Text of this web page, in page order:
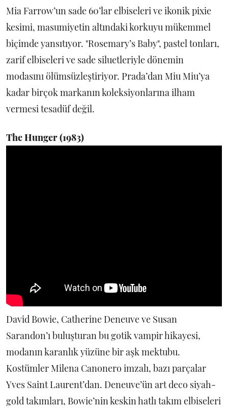
Mia Farrow’un sade 60’lar elbiseleri ve ikonik pixie
kesimi, masumiyetin altındaki korkuyu mükemmel
biçimde yansıtıyor. "Rosemary’s Baby", pastel tonları,
zarif elbiseleri ve sade siluetleriyle dönemin
modasını ölümsüzleştiriyor. Prada’dan Miu Miu’ya
kadar birçok markanın koleksiyonlarına ilham
vermesi tesadüf değil.
The Hunger (1983)
David Bowie, Catherine Deneuve ve Susan
Sarandon’ı buluşturan bu gotik vampir hikayesi,
modanın karanlık yüzüne bir aşk mektubu.
Kostümler Milena Canonero imzalı, bazı parçalar
Yves Saint Laurent’dan. Deneuve’ün art deco siyah-
gold takımları, Bowie’nin keskin hatlı takım elbiseleri